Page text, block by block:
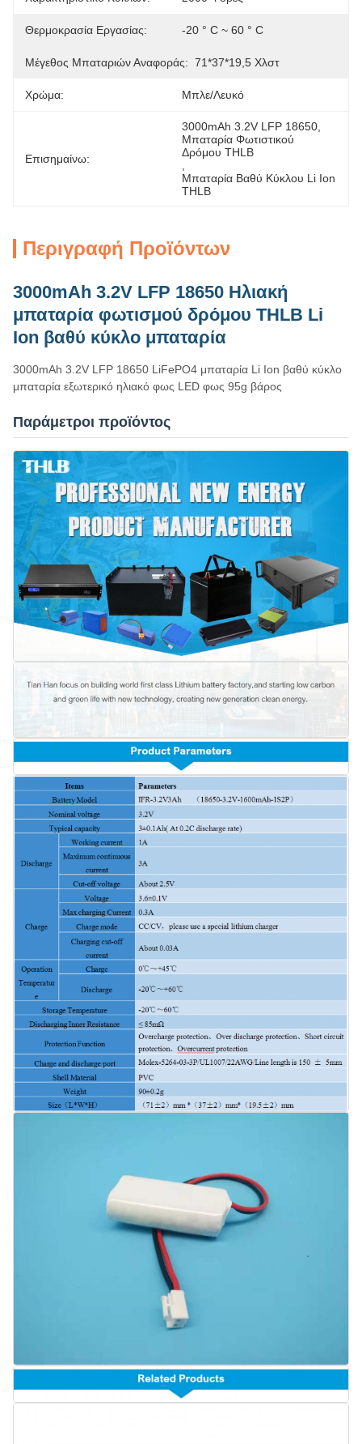
Θερμοκρασία Εργασίας: -20 ° C ~ 60 ° C
Μέγεθος Μπαταριών Αναφοράς: 71*37*19,5 Χλστ
Χρώμα: Μπλε/λευκό
Επισημαίνω:
3000mAh 3.2V LFP 18650
Μπαταρία Φωτιστικού
Δρόμου THLB
Μπαταρία Βαθύ Κύκλου Li Ion
THLB
Περιγραφή Προϊόντων
3000mAh 3.2V LFP 18650 Ηλιακή
μπαταρία φωτισμού δρόμου THLB Li
Ion βαθύ κύκλο μπαταρία
3000mAh 3.2V LFP 18650 LiFePO4 μπαταρία Li Ion βαθύ κύκλο
μπαταρία εξωτερικό ηλιακό φως LED φως 95g βάρος
Παράμετροι προϊόντος